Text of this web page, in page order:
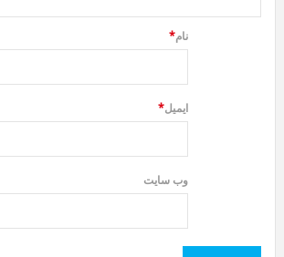
نام*
ایمیل*
وب سایت